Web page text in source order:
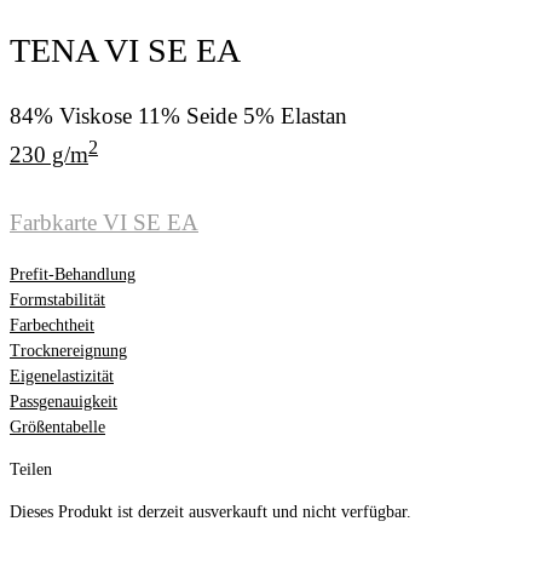
TENA VI SE EA
84% Viskose 11% Seide 5% Elastan
230 g/m2
Farbkarte VI SE EA
Prefit-Behandlung
Formstabilität
Farbechtheit
Trocknereignung
Eigenelastizität
Passgenauigkeit
Größentabelle
Teilen
Dieses Produkt ist derzeit ausverkauft und nicht verfügbar.